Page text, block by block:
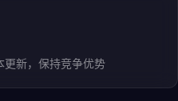
更新，保持竞争优势